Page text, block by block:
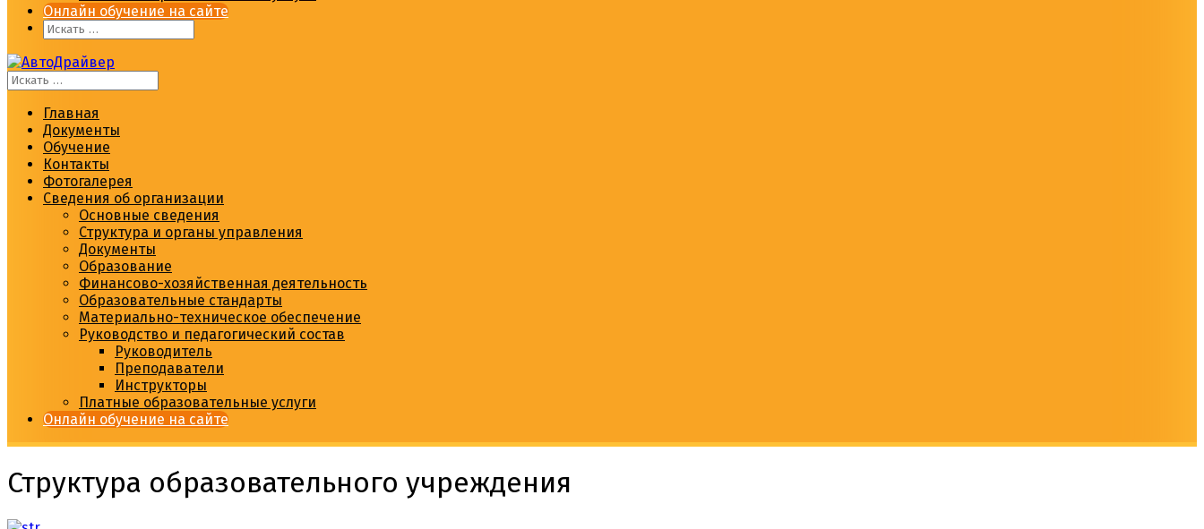
Онлайн обучение на сайте
Главная
Документы
Обучение
Контакты
Фотогалерея
Сведения об организации
Основные сведения
Структура и органы управления
Документы
Образование
Финансово-хозяйственная деятельность
Образовательные стандарты
Материально-техническое обеспечение
Руководство и педагогический состав
Руководитель
Преподаватели
Инструкторы
Платные образовательные услуги
Онлайн обучение на сайте
Структура образовательного учреждения